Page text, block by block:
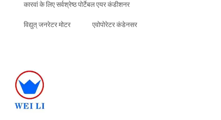
कारवां के लिए सर्वश्रेष्ठ पोर्टेबल एयर कंडीशनर
विद्युत् जनरेटर मोटर एवोपोरेटर कंडेनसर